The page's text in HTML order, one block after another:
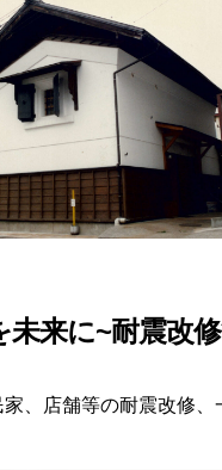
未来に~耐震改
、店舗等の耐震改修、